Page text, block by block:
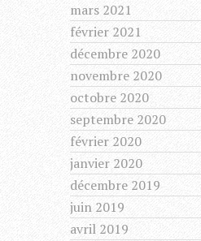
mars 2021
février 2021
décembre 2020
novembre 2020
octobre 2020
septembre 2020
février 2020
janvier 2020
décembre 2019
juin 2019
avril 2019